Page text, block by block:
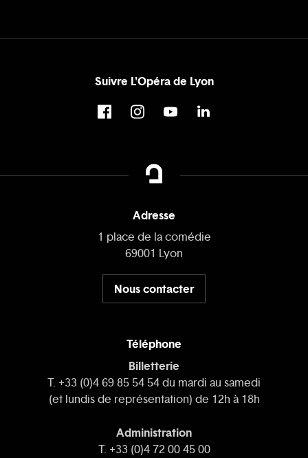
Suivre L'Opéra de Lyon
Adresse
1 place de la comédie
69001 Lyon
Nous contacter
Téléphone
Billetterie
T. +33 (0)4 69 85 54 54 du mardi au samedi
(et lundis de représentation) de 12h à 18h
Administration
T. +33 (0)4 72 00 45 00